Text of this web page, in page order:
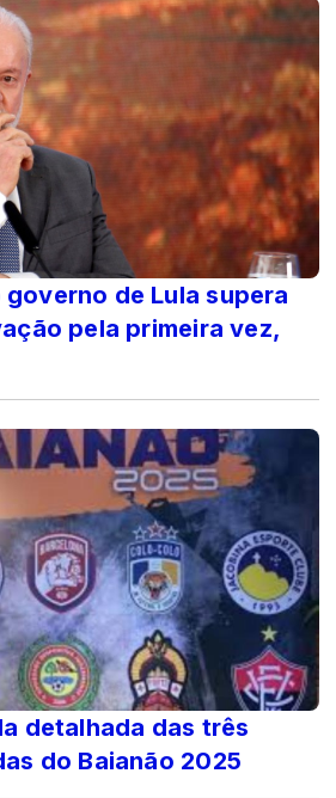
de Lula supera
pela primeira vez,
detalhada das três
do Baianão 2025